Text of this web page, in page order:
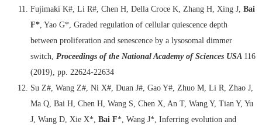
Fujimaki K#, Li R#, Chen H, Della Croce K, Zhang H, Xing J, Bai
F*, Yao G*, Graded regulation of cellular quiescence depth
between proliferation and senescence by a lysosomal dimmer
switch, Proceedings of the National Academy of Sciences USA 116
(2019), pp. 22624-22634
Su Z#, Wang Z#, Ni X#, Duan J#, Gao Y#, Zhuo M, Li R, Zhao J,
Ma Q, Bai H, Chen H, Wang S, Chen X, An T, Wang Y, Tian Y, Yu
J, Wang D, Xie X*, Bai F*, Wang J*, Inferring evolution and